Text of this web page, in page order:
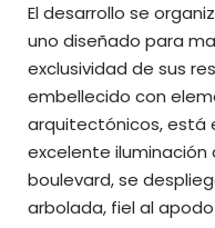
El desarrollo se
uno diseñado para
exclusividad de sus
embellecido con
arquitectónicos, está
excelente iluminación
boulevard, se
arbolada, fiel al